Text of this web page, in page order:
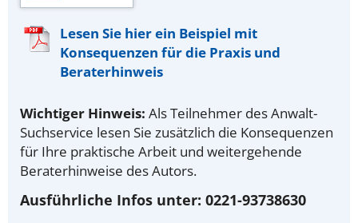
Lesen Sie hier ein Beispiel mit
Konsequenzen für die Praxis und
Beraterhinweis
Wichtiger Hinweis: Als Teilnehmer des Anwalt-
Suchservice lesen Sie zusätzlich die Konsequenzen
für Ihre praktische Arbeit und weitergehende
Beraterhinweise des Autors.
Ausführliche Infos unter: 0221-93738630